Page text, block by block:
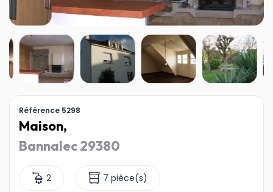
Référence 5298
Maison,
Bannalec 29380
2 7 pièce(s)